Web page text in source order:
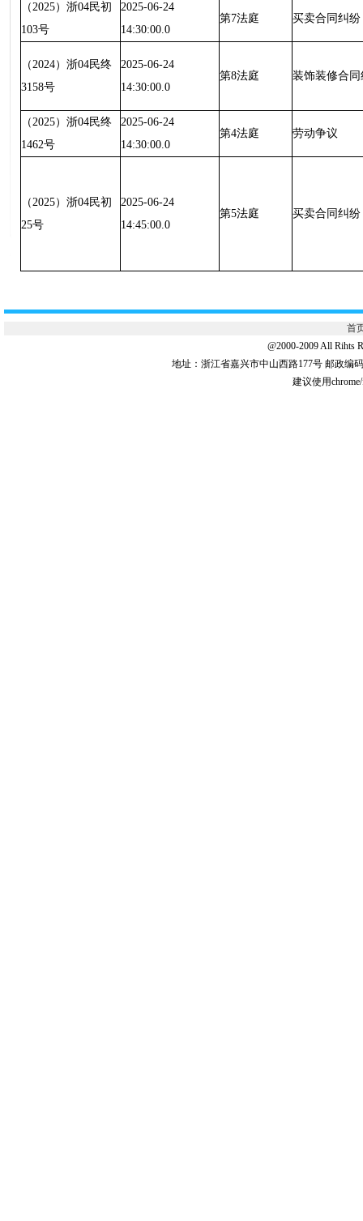
（2025）浙04民初
103号
2025-06-24
14:30:00.0
第7法庭 买卖合同纠纷
（2024）浙04民终
3158号
2025-06-24
14:30:00.0
第8法庭 装饰装修合同
（2025）浙04民终
1462号
2025-06-24
14:30:00.0
第4法庭 劳动争议
（2025）浙04民初
25号
2025-06-24
14:45:00.0
第5法庭 买卖合同纠纷
首
@2000-2009 All Rihts
地址：浙江省嘉兴市中山西路177号 邮政编
建议使用